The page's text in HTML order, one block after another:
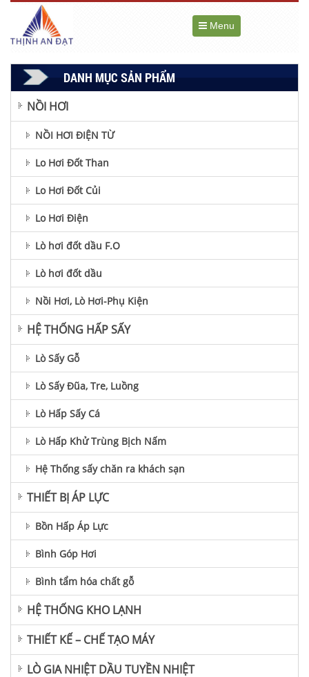
Menu
DANH MỤC SẢN PHẨM
NỒI HƠI
NỒI HƠI ĐIỆN TỪ
Lo Hơi Đốt Than
Lo Hơi Đốt Củi
Lo Hơi Điện
Lò hơi đốt dầu F.O
Lò hơi đốt dầu
Nồi Hơi, Lò Hơi-Phụ Kiện
HỆ THỐNG HẤP SẤY
Lò Sấy Gỗ
Lò Sấy Đũa, Tre, Luồng
Lò Hấp Sấy Cá
Lò Hấp Khử Trùng Bịch Nấm
Hệ Thống sấy chăn ra khách sạn
THIẾT BỊ ÁP LỰC
Bồn Hấp Áp Lực
Bình Góp Hơi
Bình tẩm hóa chất gỗ
HỆ THỐNG KHO LẠNH
THIẾT KẾ – CHẾ TẠO MÁY
LÒ GIA NHIỆT DẦU TUYỀN NHIỆT